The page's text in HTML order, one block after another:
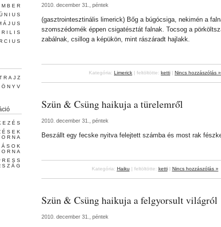
2010. december 31., péntek
(gasztrointesztinális limerick) Bőg a búgócsiga, nekimén a
szomszédomék éppen csigatésztát falnak. Tocsog a
zabálnak, csillog a képükön, mint rászáradt hajlakk.
Kategória: Limerick | feltöltötte: ketti | Nincs hozzászólás »
Szün & Csüng haikuja a türelemről
2010. december 31., péntek
Beszállt egy fecske nyitva felejtett számba és most rak
Kategória: Haiku | feltöltötte: ketti| Nincs hozzászólás »
Szün & Csüng haikuja a felgyorsult világról
2010. december 31., péntek